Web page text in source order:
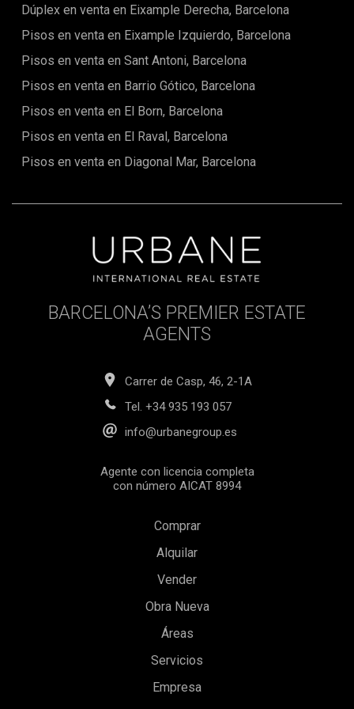
apartamento merece toda tu atención.Algunas imágenes
staging virtual y se muestran únicamente con fines
ilustrativos. El mobiliario, la decoración, los acabados y la
distribución representados pueden no corresponder con el
estado actual de la propiedad.
Dúplex en venta en Eixample Derecha, Barcelona
Pisos en venta en Eixample Izquierdo, Barcelona
Pisos en venta en Sant Antoni, Barcelona
Pisos en venta en Barrio Gótico, Barcelona
Pisos en venta en El Born, Barcelona
Pisos en venta en El Raval, Barcelona
Pisos en venta en Diagonal Mar, Barcelona
BARCELONA’S PREMIER ESTATE
AGENTS
Carrer de Casp, 46, 2-1A
Tel. +34 935 193 057
info@urbanegroup.es
Agente con licencia completa
con número AICAT 8994
Comprar
Alquilar
Vender
Obra Nueva
Áreas
Servicios
Empresa
Guardar configuración